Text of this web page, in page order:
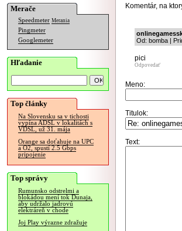
Merače
Speedmeter Merania
Pingmeter
Googlemeter
Hľadanie
Top články
Na Slovensku sa v tichosti
vypína ADSL v lokalitách s
VDSL, už 31. mája
Orange sa doťahuje na UPC
a O2, spustí 2.5 Gbps
pripojenie
Top správy
Rumunsko odstrelmi a
blokádou mení tok Dunaja,
aby udržalo jadrovú
elektráreň v chode
Joj Play výrazne zdražuje
Komentár, na
Od: bomba |
pici
Odpovedať
Meno:
Titulok:
Text: